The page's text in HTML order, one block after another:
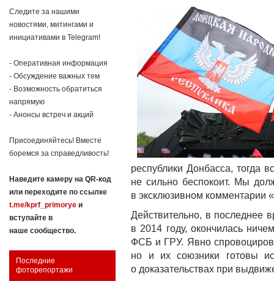
Следите за нашими
новостями, митингами и
инициативами в Telegram!
- Оперативная информация
- Обсуждение важных тем
- Возможность обратиться
напрямую
- Анонсы встреч и акций
Присоединяйтесь! Вместе
боремся за справедливость!
Наведите камеру на QR-код
или переходите по ссылке
t.me/kprf_primorye и
вступайте в
наше сообщество.
Последние
фоторепортажи
республики Донбасса, тогда
не сильно беспокоит. Мы
в эксклюзивном комментарии
Действительно, в последнее
в 2014 году, окончилась
ФСБ и ГРУ. Явно
но и их союзники готовы
о доказательствах при